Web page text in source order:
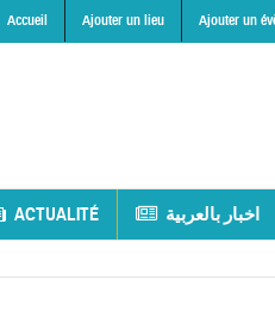
Accueil Ajouter un lieu Ajouter un
ACTUALITÉ اخبار بالعربية